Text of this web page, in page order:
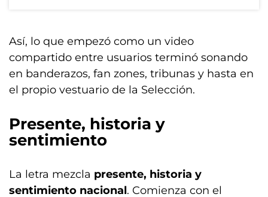
Así, lo que empezó como un video
compartido entre usuarios terminó sonando
en banderazos, fan zones, tribunas y hasta en
el propio vestuario de la Selección.
Presente, historia y
sentimiento
La letra mezcla presente, historia y
sentimiento nacional. Comienza con el